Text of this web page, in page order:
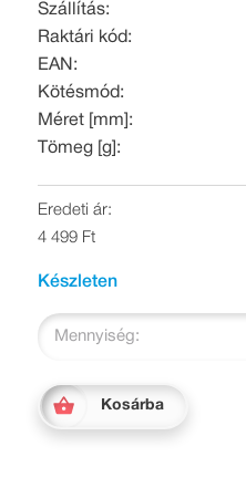
Szállítás:
Raktári kód:
EAN:
Kötésmód:
Méret [mm]:
Tömeg [g]:
Eredeti ár:
4 499 Ft
Készleten
Mennyiség:
Kosárba